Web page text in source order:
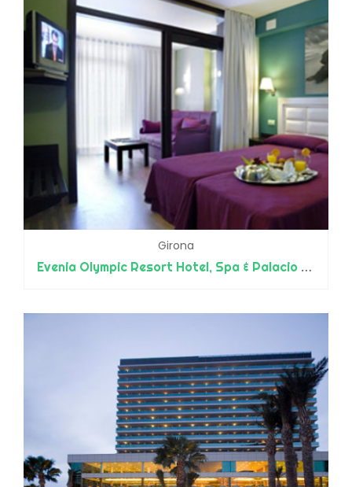
Girona
Evenia Olympic Resort Hotel, Spa & Palacio de Congresos